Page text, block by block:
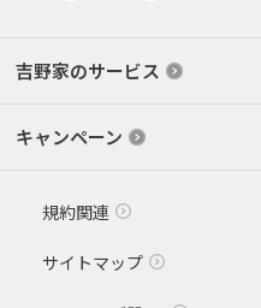
吉野家のサービス
キャンペーン
規約関連
サイトマップ